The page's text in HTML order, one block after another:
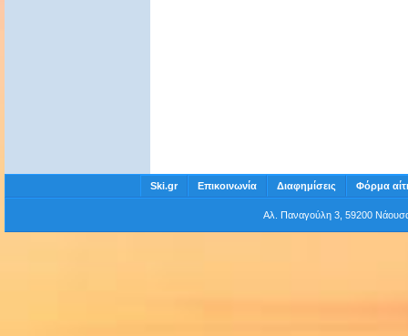
Ski.gr Επικοινωνία Διαφημίσεις Φόρμα
Αλ. Παναγούλη 3, 59200